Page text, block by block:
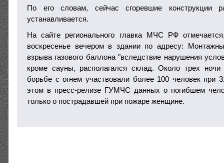
По его словам, сейчас сгоревшие конструкции
устанавливается.
На сайте регионального главка МЧС РФ
воскресенье вечером в здании по адресу:
взрыва газового баллона "вследствие нарушения
кроме сауны, располагался склад. Около трех
борьбе с огнем участвовали более 100 человек при
этом в пресс-релизе ГУМЧС данных о погибшем
только о пострадавшей при пожаре женщине.